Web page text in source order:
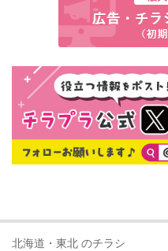
北海道・東北 のチラシ